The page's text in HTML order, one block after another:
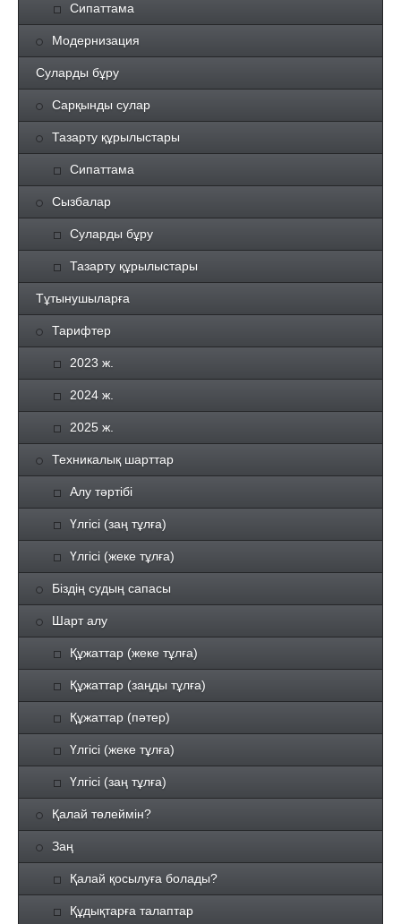
Сипаттама
Модернизация
Суларды бұру
Сарқынды сулар
Тазарту құрылыстары
Сипаттама
Сызбалар
Суларды бұру
Тазарту құрылыстары
Тұтынушыларға
Тарифтер
2023 ж.
2024 ж.
2025 ж.
Техникалық шарттар
Алу тәртібі
Үлгісі (заң тұлға)
Үлгісі (жеке тұлға)
Біздің судың сапасы
Шарт алу
Құжаттар (жеке тұлға)
Құжаттар (заңды тұлға)
Құжаттар (пәтер)
Үлгісі (жеке тұлға)
Үлгісі (заң тұлға)
Қалай төлеймін?
Заң
Қалай қосылуға болады?
Құдықтарға талаптар